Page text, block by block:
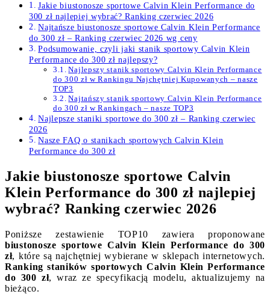
Jakie biustonosze sportowe Calvin Klein Performance do
300 zł najlepiej wybrać? Ranking czerwiec 2026
Najtańsze biustonosze sportowe Calvin Klein Performance
do 300 zł – Ranking czerwiec 2026 wg ceny
Podsumowanie, czyli jaki stanik sportowy Calvin Klein
Performance do 300 zł najlepszy?
Najlepszy stanik sportowy Calvin Klein Performance
do 300 zł w Rankingu Najchętniej Kupowanych – nasze
TOP3
Najtańszy stanik sportowy Calvin Klein Performance
do 300 zł w Rankingach – nasze TOP3
Najlepsze staniki sportowe do 300 zł – Ranking czerwiec
2026
Nasze FAQ o stanikach sportowych Calvin Klein
Performance do 300 zł
Jakie biustonosze sportowe Calvin
Klein Performance do 300 zł najlepiej
wybrać? Ranking czerwiec 2026
Poniższe zestawienie TOP10 zawiera proponowane
biustonosze sportowe Calvin Klein Performance do 300
zł, które są najchętniej wybierane w sklepach internetowych.
Ranking staników sportowych Calvin Klein Performance
do 300 zł, wraz ze specyfikacją modelu, aktualizujemy na
bieżąco.